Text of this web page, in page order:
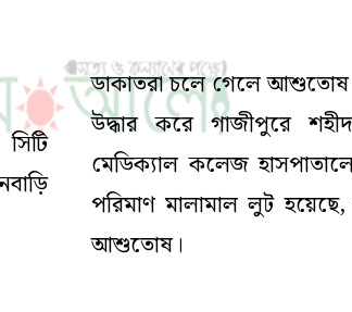
ডাকাতরা চলে গেলে আশুতোষ
উদ্ধার করে গাজীপুরে
মেডিক্যাল কলেজ
পরিমাণ মালামাল লুট
আশুতোষ।